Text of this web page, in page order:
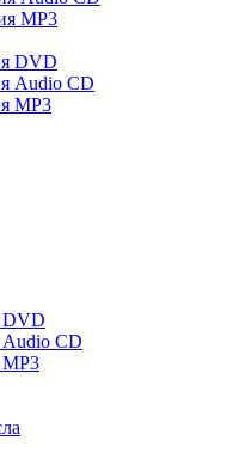
MP3
DVD
Audio CD
MP3
DVD
CD